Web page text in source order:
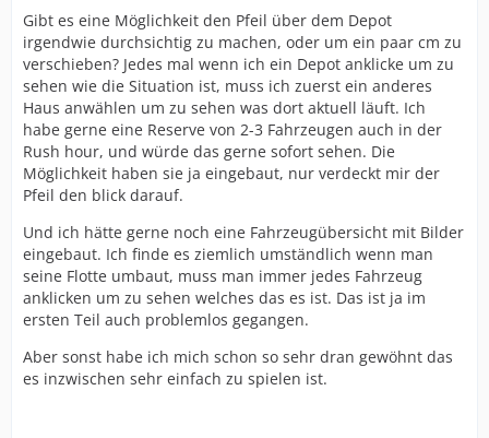
Gibt es eine Möglichkeit den Pfeil über dem Depot
irgendwie durchsichtig zu machen, oder um ein paar cm zu
verschieben? Jedes mal wenn ich ein Depot anklicke um zu
sehen wie die Situation ist, muss ich zuerst ein anderes
Haus anwählen um zu sehen was dort aktuell läuft. Ich
habe gerne eine Reserve von 2-3 Fahrzeugen auch in der
Rush hour, und würde das gerne sofort sehen. Die
Möglichkeit haben sie ja eingebaut, nur verdeckt mir der
Pfeil den blick darauf.
Und ich hätte gerne noch eine Fahrzeugübersicht mit Bilder
eingebaut. Ich finde es ziemlich umständlich wenn man
seine Flotte umbaut, muss man immer jedes Fahrzeug
anklicken um zu sehen welches das es ist. Das ist ja im
ersten Teil auch problemlos gegangen.
Aber sonst habe ich mich schon so sehr dran gewöhnt das
es inzwischen sehr einfach zu spielen ist.